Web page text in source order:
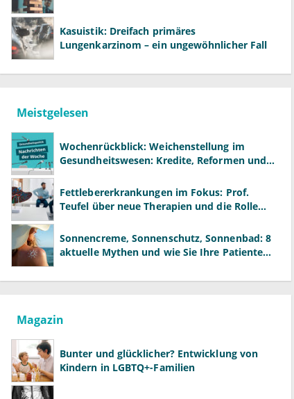
Kasuistik: Dreifach primäres
Lungenkarzinom – ein ungewöhnlicher Fall
Meistgelesen
Wochenrückblick: Weichenstellung im
Gesundheitswesen: Kredite, Reformen und
Fettlebererkrankungen im Fokus: Prof.
Teufel über neue Therapien und die Rolle
Sonnencreme, Sonnenschutz, Sonnenbad: 8
aktuelle Mythen und wie Sie Ihre Patienten
Magazin
Bunter und glücklicher? Entwicklung von
Kindern in LGBTQ+-Familien